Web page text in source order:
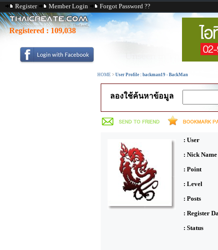
Register Member Login Forgot Password ??
Registered : 109,038
HOME > User Profile : backman19 - BackMan
ลองใช้ค้นหาข้อมูล
: User
: Nick Name
: Point
: Level
: Posts
: Register
: Status